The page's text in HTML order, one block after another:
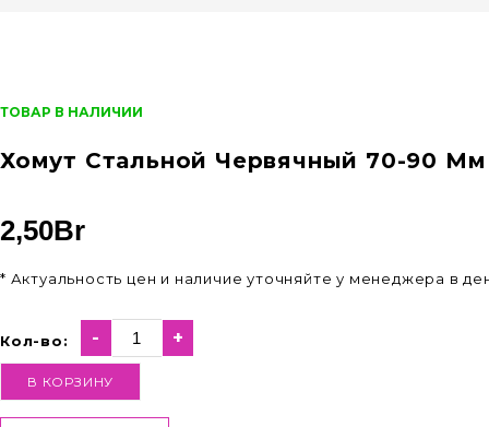
ТОВАР В НАЛИЧИИ
Хомут Стальной Червячный 70-90
2,50Br
* Актуальность цен и наличие уточняйте у менеджера в
Кол-во: - +
В КОРЗИНУ